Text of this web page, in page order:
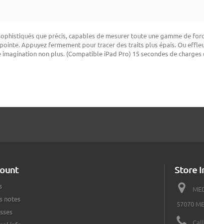
que précis, capables de mesurer toute une gamme de
Appuyez fermement pour tracer des traits plus épais. Ou
non plus. (Compatible iPad Pro) 15 secondes de
notes
Store
57070